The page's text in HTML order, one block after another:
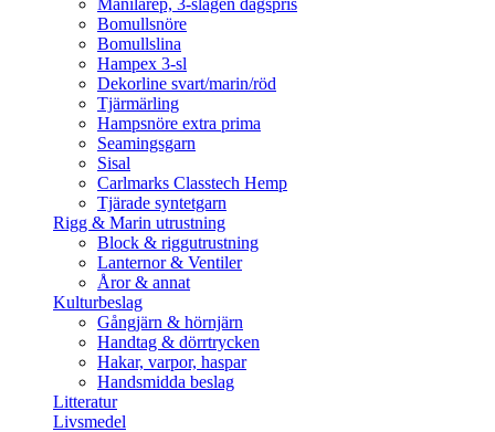
Manilarep, 3-slagen dagspris
Bomullsnöre
Bomullslina
Hampex 3-sl
Dekorline svart/marin/röd
Tjärmärling
Hampsnöre extra prima
Seamingsgarn
Sisal
Carlmarks Classtech Hemp
Tjärade syntetgarn
Rigg & Marin utrustning
Block & riggutrustning
Lanternor & Ventiler
Åror & annat
Kulturbeslag
Gångjärn & hörnjärn
Handtag & dörrtrycken
Hakar, varpor, haspar
Handsmidda beslag
Litteratur
Livsmedel